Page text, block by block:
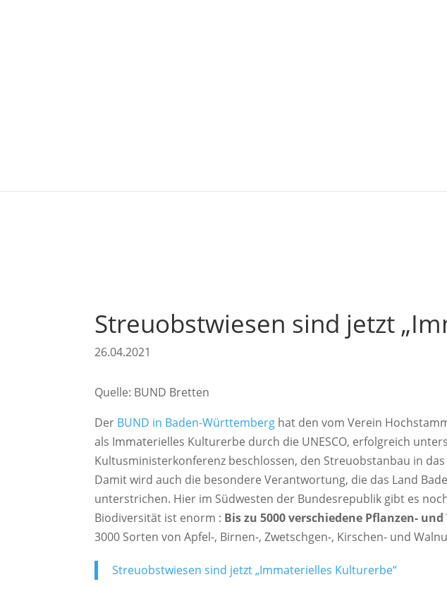
Streuobstwiesen sind jetzt
26.04.2021
Quelle: BUND Bretten
Der BUND in Baden-Württemberg hat den vom Verein
als Immaterielles Kulturerbe durch die UNESCO, erfolgreich
Kultusministerkonferenz beschlossen, den Streuobstanbau in
Damit wird auch die besondere Verantwortung, die das Land
unterstrichen. Hier im Südwesten der Bundesrepublik gibt es
Biodiversität ist enorm : Bis zu 5000 verschiedene Pflanzen-
3000 Sorten von Apfel-, Birnen-, Zwetschgen-, Kirschen- und
Streuobstwiesen sind jetzt „Immaterielles Kulturerbe“